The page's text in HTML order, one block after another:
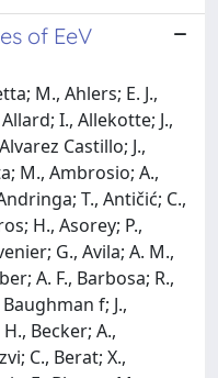
of EeV
M., Ahlers; E. J.,
I., Allekotte; J.,
Castillo; J.,
M., Ambrosio; A.,
T., Antičić; C.,
H., Asorey; P.,
G., Avila; A. M.,
A. F., Barbosa; R.,
f; J.,
H., Becker; A.,
C., Berat; X.,